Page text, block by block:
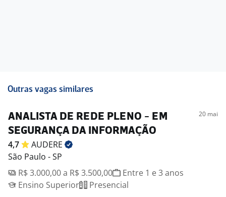
Outras vagas similares
ANALISTA DE REDE PLENO - EM
SEGURANÇA DA INFORMAÇÃO
20 mai
4,7
AUDERE
São Paulo - SP
R$ 3.000,00 a R$ 3.500,00
Entre 1 e 3 anos
Ensino Superior
Presencial